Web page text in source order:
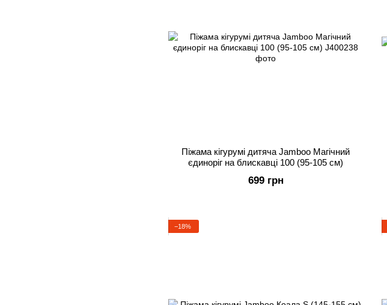
Піжама кігурумі дитяча Jamboo Магічний
єдиноріг на блискавці 100 (95-105 см)
699 грн
−18%